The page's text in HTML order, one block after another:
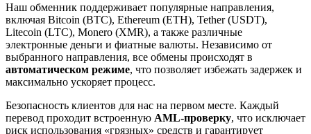
Наш обменник поддерживает популярные направления,
включая Bitcoin (BTC), Ethereum (ETH), Tether (USDT),
Litecoin (LTC), Monero (XMR), а также различные
электронные деньги и фиатные валюты. Независимо от
выбранного направления, все обмены происходят в
автоматическом режиме, что позволяет избежать задержек и
максимально ускоряет процесс.
Безопасность клиентов для нас на первом месте. Каждый
перевод проходит встроенную AML-проверку, что исключает
риск использования «грязных» средств и гарантирует